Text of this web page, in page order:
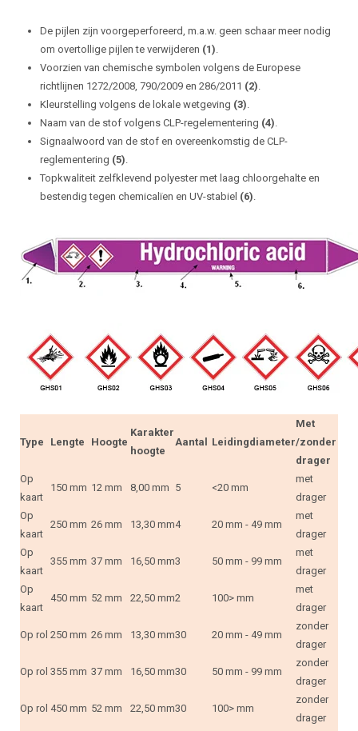
De pijlen zijn voorgeperforeerd, m.a.w. geen schaar meer nodig
om overtollige pijlen te verwijderen (1).
Voorzien van chemische symbolen volgens de Europese
richtlijnen 1272/2008, 790/2009 en 286/2011 (2).
Kleurstelling volgens de lokale wetgeving (3).
Naam van de stof volgens CLP-regelementering (4).
Signaalwoord van de stof en overeenkomstig de CLP-
reglementering (5).
Topkwaliteit zelfklevend polyester met laag chloorgehalte en
bestendig tegen chemicalïen en UV-stabiel (6).
Type Lengte Hoogte
Karakter
hoogte
Aantal Leidingdiameter
Met
/zonder
drager
Op
kaart
150 mm 12 mm 8,00 mm 5 <20 mm
met
drager
Op
kaart
250 mm 26 mm 13,30 mm4 20 mm - 49 mm
met
drager
Op
kaart
355 mm 37 mm 16,50 mm3 50 mm - 99 mm
met
drager
Op
kaart
450 mm 52 mm 22,50 mm2 100> mm
met
drager
Op rol 250 mm 26 mm 13,30 mm30 20 mm - 49 mm
zonder
drager
Op rol 355 mm 37 mm 16,50 mm30 50 mm - 99 mm
zonder
drager
Op rol 450 mm 52 mm 22,50 mm30 100> mm
zonder
drager